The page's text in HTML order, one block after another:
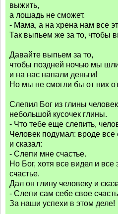
выжить,
а лошадь не сможет.
- Мама, а на хрена нам все
Так выпьем же за то, чтобы
Давайте выпьем за то,
чтобы поздней ночью мы
и на нас напали деньги!
Но мы не смогли бы от них
Слепил Бог из глины
небольшой кусочек глины.
- Что тебе еще слепить,
Человек подумал: вроде все
и сказал:
- Слепи мне счастье.
Но Бог, хотя все видел и все
счастье.
Дал он глину человеку и
- Слепи сам себе свое
За наши успехи в этом деле!